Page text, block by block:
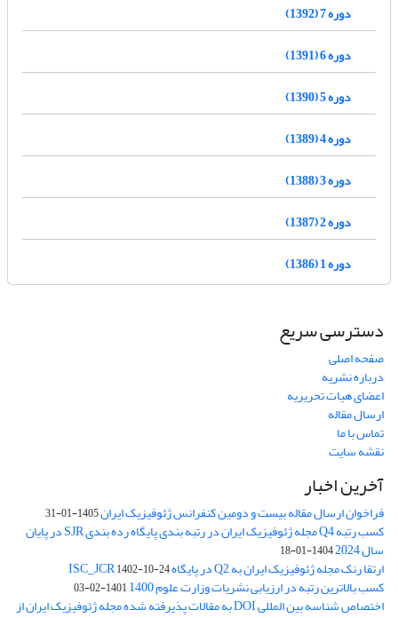
دوره 7 (1392)
دوره 6 (1391)
دوره 5 (1390)
دوره 4 (1389)
دوره 3 (1388)
دوره 2 (1387)
دوره 1 (1386)
دسترسی سریع
صفحه اصلی
درباره نشریه
اعضای هیات تحریریه
ارسال مقاله
تماس با ما
نقشه سایت
آخرین اخبار
فراخوان ارسال مقاله بیست و دومین کنفرانس ژئوفیزیک ایران1405-01-31
کسب رتبه Q4 مجله ژئوفیزیک ایران در رتبه بندی پایگاه رده بندی SJR در پایان
سال 2024 1404-01-18
ارتقا رنک مجله ژئوفیزیک ایران به Q2 در پایگاه ISC_JCR 1402-10-24
کسب بالاترین رتبه در ارزیابی نشریات وزارت علوم 1400 1401-02-03
اختصاص شناسه بین المللی DOI به مقالات پذیرفته شده مجله ژئوفیزیک ایران از